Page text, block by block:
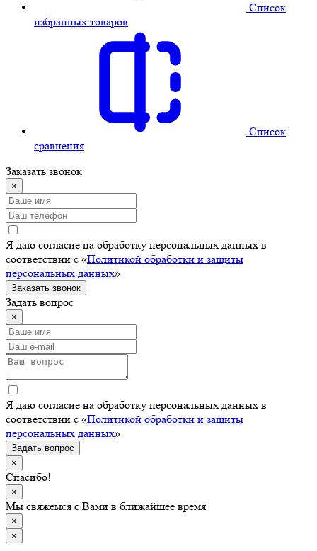
Cписок
избранных товаров
Cписок
сравнения
Заказать звонок
×
Я даю согласие на обработку персональных данных в
соответствии с «Политикой обработки и защиты
персональных данных»
Заказать звонок
Задать вопрос
×
Я даю согласие на обработку персональных данных в
соответствии с «Политикой обработки и защиты
персональных данных»
Задать вопрос
×
Спасибо!
×
Мы свяжемся с Вами в ближайшее время
×
×